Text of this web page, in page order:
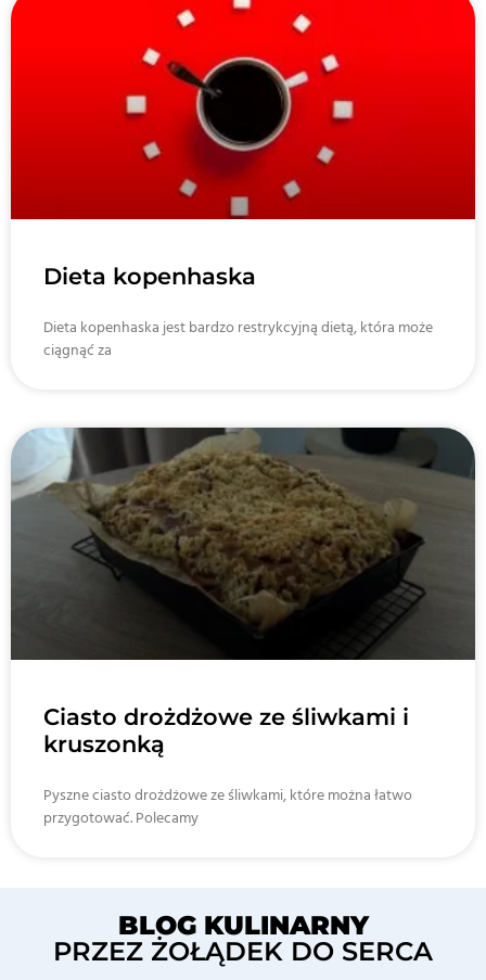
Dieta kopenhaska
Dieta kopenhaska jest bardzo restrykcyjną dietą, która może
ciągnąć za
Ciasto drożdżowe ze śliwkami i
kruszonką
Pyszne ciasto drożdżowe ze śliwkami, które można łatwo
przygotować. Polecamy
BLOG KULINARNY
PRZEZ ŻOŁĄDEK DO SERCA